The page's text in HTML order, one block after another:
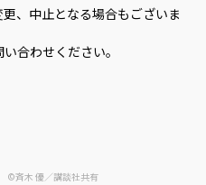
、中止となる場合もございま
合わせください。
©斉木 優／講談社共有